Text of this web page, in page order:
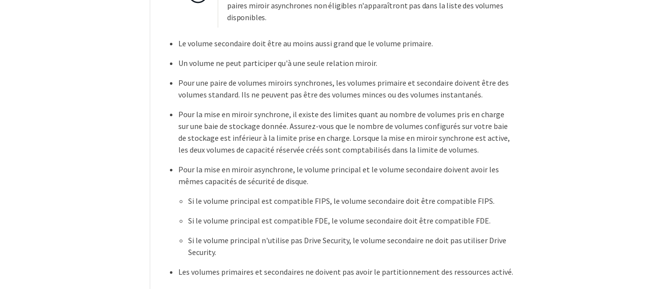
paires miroir asynchrones non éligibles n'apparaîtront pas dans la liste des volumes
disponibles.
Le volume secondaire doit être au moins aussi grand que le volume primaire.
Un volume ne peut participer qu'à une seule relation miroir.
Pour une paire de volumes miroirs synchrones, les volumes primaire et secondaire doivent être des
volumes standard. Ils ne peuvent pas être des volumes minces ou des volumes instantanés.
Pour la mise en miroir synchrone, il existe des limites quant au nombre de volumes pris en charge
sur une baie de stockage donnée. Assurez-vous que le nombre de volumes configurés sur votre baie
de stockage est inférieur à la limite prise en charge. Lorsque la mise en miroir synchrone est active,
les deux volumes de capacité réservée créés sont comptabilisés dans la limite de volumes.
Pour la mise en miroir asynchrone, le volume principal et le volume secondaire doivent avoir les
mêmes capacités de sécurité de disque.
Si le volume principal est compatible FIPS, le volume secondaire doit être compatible FIPS.
Si le volume principal est compatible FDE, le volume secondaire doit être compatible FDE.
Si le volume principal n'utilise pas Drive Security, le volume secondaire ne doit pas utiliser Drive
Security.
Les volumes primaires et secondaires ne doivent pas avoir le partitionnement des ressources activé.